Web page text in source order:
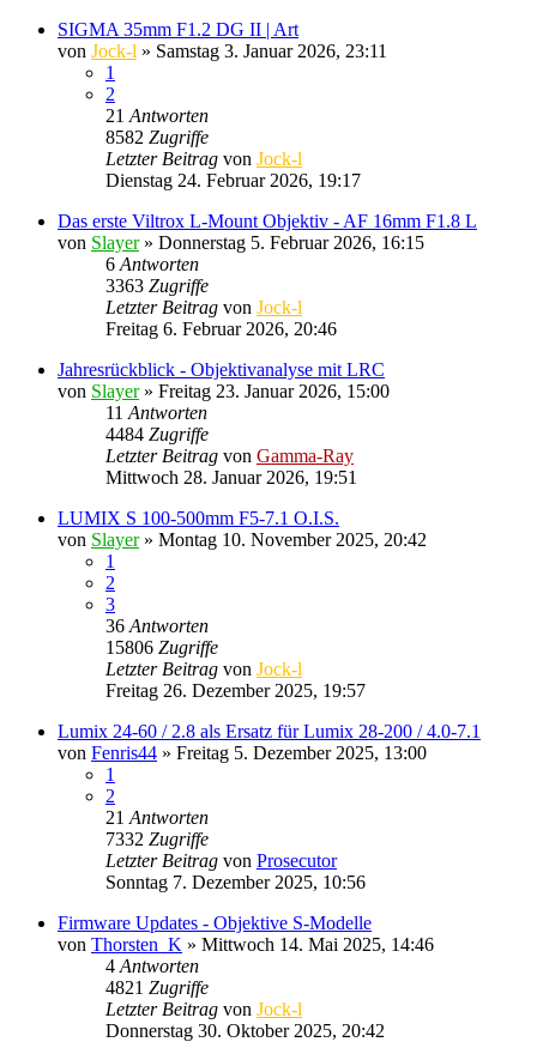
SIGMA 35mm F1.2 DG II | Art
von Jock-l » Samstag 3. Januar 2026, 23:11
1
2
21 Antworten
8582 Zugriffe
Letzter Beitrag von Jock-l
Dienstag 24. Februar 2026, 19:17
Das erste Viltrox L-Mount Objektiv - AF 16mm F1.8 L
von Slayer» Donnerstag 5. Februar 2026, 16:15
6 Antworten
3363 Zugriffe
Letzter Beitrag von Jock-l
Freitag 6. Februar 2026, 20:46
Jahresrückblick - Objektivanalyse mit LRC
von Slayer» Freitag 23. Januar 2026, 15:00
11 Antworten
4484 Zugriffe
Letzter Beitrag von Gamma-Ray
Mittwoch 28. Januar 2026, 19:51
LUMIX S 100-500mm F5-7.1 O.I.S.
von Slayer» Montag 10. November 2025, 20:42
1
2
3
36 Antworten
15806 Zugriffe
Letzter Beitrag von Jock-l
Freitag 26. Dezember 2025, 19:57
Lumix 24-60 / 2.8 als Ersatz für Lumix 28-200 / 4.0-7.1
von Fenris44 » Freitag 5. Dezember 2025, 13:00
1
2
21 Antworten
7332 Zugriffe
Letzter Beitrag von Prosecutor
Sonntag 7. Dezember 2025, 10:56
Firmware Updates - Objektive S-Modelle
von Thorsten_K » Mittwoch 14. Mai 2025, 14:46
4 Antworten
4821 Zugriffe
Letzter Beitrag von Jock-l
Donnerstag 30. Oktober 2025, 20:42